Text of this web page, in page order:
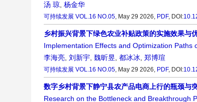
汤 琼, 杨金华
可持续发展 VOL.16 NO.05, May 29 2026, PDF, DOI:
乡村振兴背景下绿色农业补贴政策的实施效果与
Implementation Effects and Optimization
李海亮, 刘新宇, 魏昕昱, 都冰冰, 郑博瑄
可持续发展 VOL.16 NO.05, May 29 2026, PDF, DOI:
数字乡村背景下静宁县农产品电商上行的瓶颈与
Research on the Bottleneck and Breakthrough